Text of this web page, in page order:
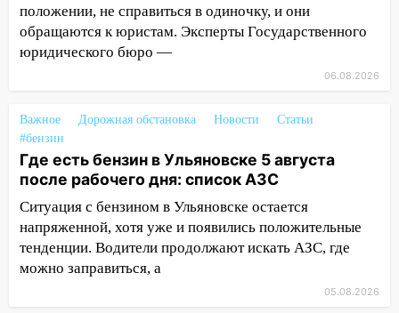
16:31 В Ульяновской области
капитально отремонтируют 101
многоквартирный дом
области на 5 августа
16:20
не защищены от лесных пожаров
16:12
Пуля пробила окно квартиры на
16-м этаже в Ульяновске
16:10 Прокуратура потребовала
усилить борьбу со свалками в
положении, не справиться в одиночку, и они
обращаются к юристам. Эксперты Государственного
юридического бюро —
06.08.2026
Важное Дорожная обстановка Новости
Статьи
#бензин
Где есть бензин в Ульяновске 5 августа
после рабочего дня: список АЗС
Ситуация с бензином в Ульяновске остается
напряженной, хотя уже и появились положительные
тенденции. Водители продолжают искать АЗС, где
можно заправиться, а
05.08.2026